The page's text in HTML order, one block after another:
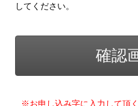
してください。
※お申し込み字に入力して頂